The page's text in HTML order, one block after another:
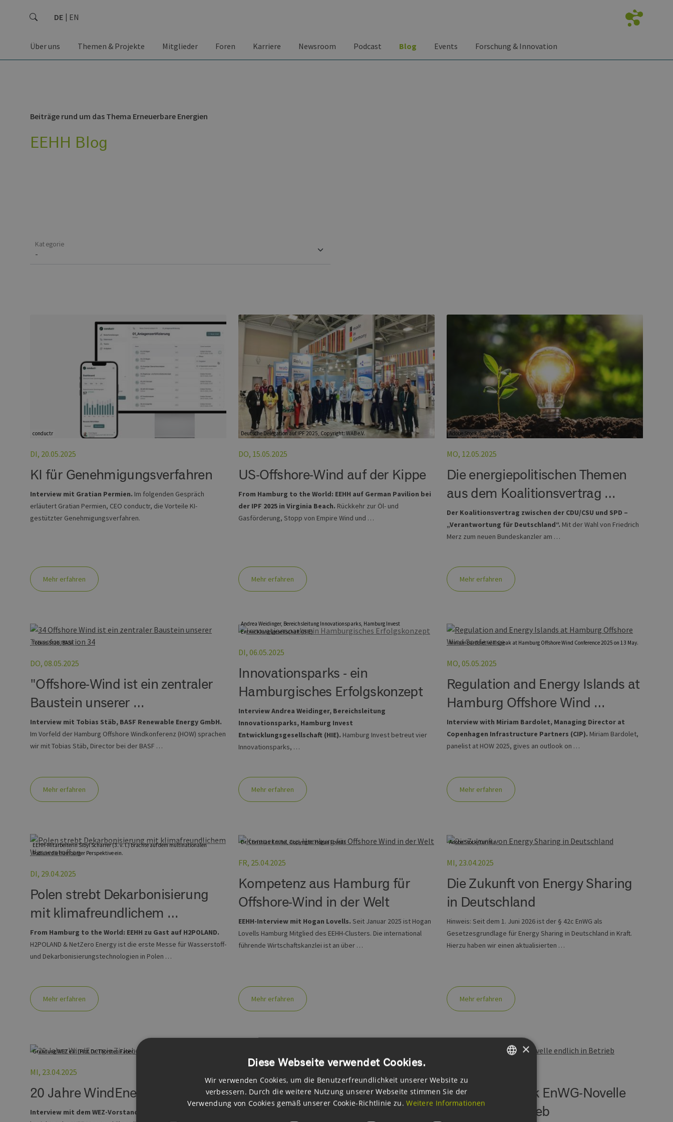
DE EN
Über uns Themen & Projekte Mitglieder Foren Karriere Newsroom Podcast Blog Events Forschung & Innovation
Beiträge rund um das Thema Erneuerbare Energien
EEHH Blog
Kategorie
conductr
DI, 20.05.2025
KI für Genehmigungsverfahren
Interview mit Gratian Permien. Im folgenden Gespräch
erläutert Gratian Permien, CEO conductr, die Vorteile KI-
gestützter Genehmigungsverfahren.
Mehr erfahren
Deutsche Delegation auf IPF 2025, Copyright: WAB e.V.
DO, 15.05.2025
US-Offshore-Wind auf der Kippe
From Hamburg to the World: EEHH auf German Pavilion bei
der IPF 2025 in Virginia Beach. Rückkehr zur Öl- und
Gasförderung, Stopp von Empire Wind und …
Mehr erfahren
Adobe Stock/lovelyday12
MO, 12.05.2025
Die energiepolitischen Themen
aus dem Koalitionsvertrag …
Der Koalitionsvertrag zwischen der CDU/CSU und SPD –
„Verantwortung für Deutschland“. Mit der Wahl von Friedrich
Merz zum neuen Bundeskanzler am …
Mehr erfahren
Tobias Stäb, BASF
DO, 08.05.2025
"Offshore-Wind ist ein zentraler
Baustein unserer …
Interview mit Tobias Stäb, BASF Renewable Energy GmbH.
Im Vorfeld der Hamburg Offshore Windkonferenz (HOW) sprachen
wir mit Tobias Stäb, Director bei der BASF …
Mehr erfahren
Andrea Weidinger, Bereichsleitung Innovationsparks, Hamburg Invest
Entwicklungsgesellschaft (HIE)
DI, 06.05.2025
Innovationsparks - ein
Hamburgisches Erfolgskonzept
Interview Andrea Weidinger, Bereichsleitung
Innovationsparks, Hamburg Invest
Entwicklungsgesellschaft (HIE). Hamburg Invest betreut vier
Innovationsparks, …
Mehr erfahren
Miriam Bardolet will speak at Hamburg Offshore Wind Conference 2025 on 13 May.
MO, 05.05.2025
Regulation and Energy Islands at
Hamburg Offshore Wind …
Interview with Miriam Bardolet, Managing Director at
Copenhagen Infrastructure Partners (CIP). Miriam Bardolet,
panelist at HOW 2025, gives an outlook on …
Mehr erfahren
EEHH-Mitarbeiterin Sibyl Scharrer (3. v. l.) brachte auf dem multinationalen
Podium die Hamburger Perspektive ein.
DI, 29.04.2025
Polen strebt Dekarbonisierung
mit klimafreundlichem …
From Hamburg to the World: EEHH zu Gast auf H2POLAND.
H2POLAND & NetZero Energy ist die erste Messe für Wasserstoff-
und Dekarbonisierungstechnologien in Polen …
Mehr erfahren
Dr. Christian Knütel, Copyright: Hogan Lovells
FR, 25.04.2025
Kompetenz aus Hamburg für
Offshore-Wind in der Welt
EEHH-Interview mit Hogan Lovells. Seit Januar 2025 ist Hogan
Lovells Hamburg Mitglied des EEHH-Clusters. Die international
führende Wirtschaftskanzlei ist an über …
Mehr erfahren
Adobe Stock/Yurima
MI, 23.04.2025
Die Zukunft von Energy Sharing
in Deutschland
Hinweis: Seit dem 1. Juni 2026 ist der § 42c EnWG als
Gesetzesgrundlage für Energy Sharing in Deutschland in Kraft.
Hierzu haben wir einen aktualisierten …
Mehr erfahren
Gründung WEZ e.V. (Prof. Dr. Thorsten Faber)
MI, 23.04.2025
20 Jahre WindEnergie Zirkel e.V
Interview mit dem WEZ-Vorstand.
(EEHH GmbH)
MI, 16.04.2025
Windenergie als Eckpfeiler der
Karoline (Hamburger Energiewerke)
„Karoline“ dank EnWG-Novelle
endlich in Betrieb
×
Diese Webseite verwendet Cookies.
Wir verwenden Cookies, um die Benutzerfreundlichkeit unserer Website zu
verbessern. Durch die weitere Nutzung unserer Webseite stimmen Sie der
Verwendung von Cookies gemäß unserer Cookie-Richtlinie zu. Weitere Informationen